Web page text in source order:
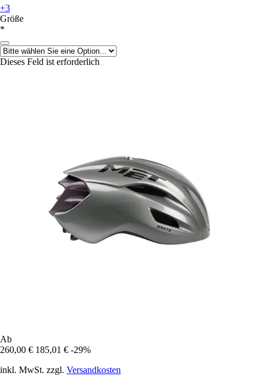
+3
Größe
*
Dieses Feld ist erforderlich
Ab
260,00 € 185,01 € -29%
inkl. MwSt. zzgl. Versandkosten